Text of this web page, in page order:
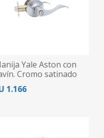
Yale Aston con
Cromo satinado
1.166